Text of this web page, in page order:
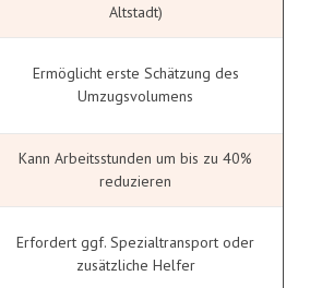
Altstadt)
Ermöglicht erste Schätzung des
Umzugsvolumens
Kann Arbeitsstunden um bis zu 40%
reduzieren
Erfordert ggf. Spezialtransport oder
zusätzliche Helfer